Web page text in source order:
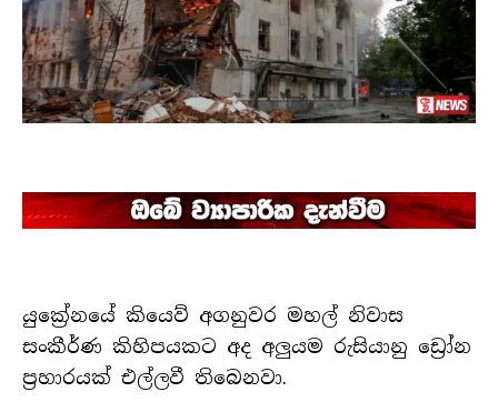
යුක්‍රේනයේ කියෙව් අගනුවර මහල් නිවාස
සංකීර්ණ කිහිපයකට අද අලුයම රුසියානු ඩ්‍රෝන
ප්‍රහාරයක් එල්ලවී තිබෙනවා.